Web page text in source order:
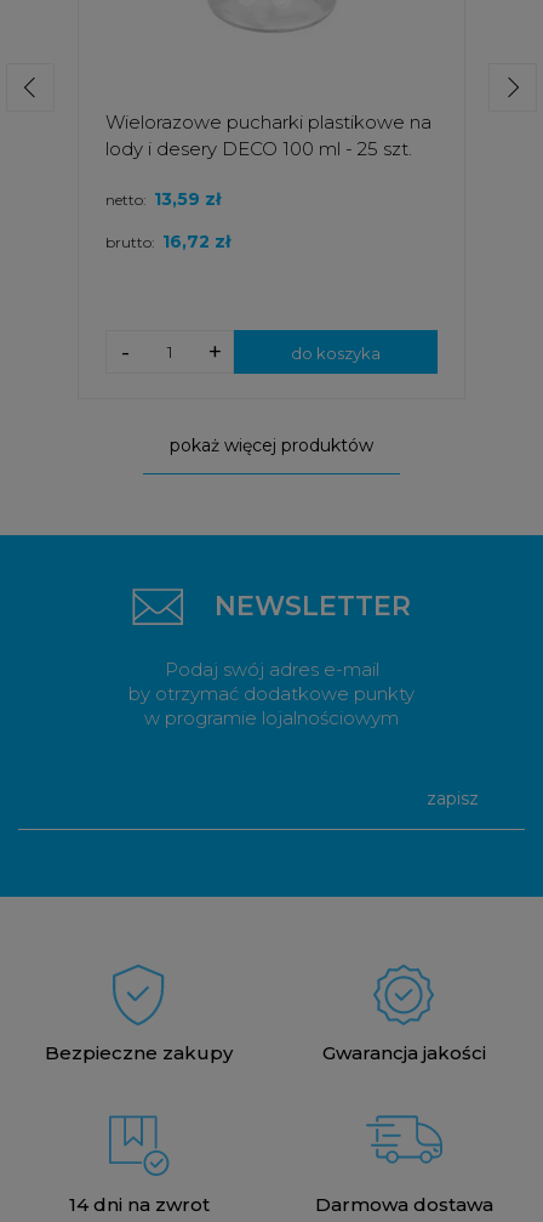
Wielorazowe pucharki plastikowe na
lody i desery DECO 100 ml - 25 szt.
brutto: 16,72 zł
netto: 13,59 zł
+
- do koszyka
pokaż więcej produktów
NEWSLETTER
Podaj swój adres e-mail
by otrzymać dodatkowe punkty
w programie lojalnościowym
zapisz
Bezpieczne zakupy Gwarancja jakości
14 dni na zwrot Darmowa dostawa